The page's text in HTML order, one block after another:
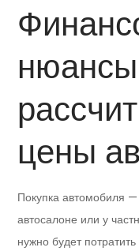
цены
Покупка автомобиля
автосалоне или у
нужно будет